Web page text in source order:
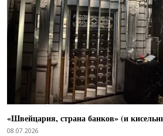
«Швейцария, страна банков» (и
08.07.2026